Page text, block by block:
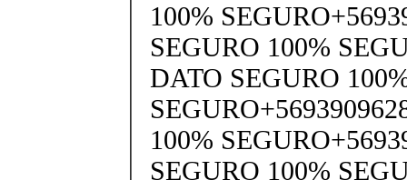
100%
SEGURO 100%
DATO SEGURO
100%
SEGURO 100%